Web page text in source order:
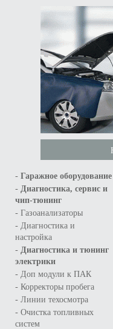
- Гаражное оборудование
- Диагностика, сервис и
чип-тюнинг
- Газоанализаторы
- Диагностика и
настройка
- Диагностика и тюнинг
электрики
- Доп модули к ПАК
- Корректоры пробега
- Линии техосмотра
- Очистка топливных
систем